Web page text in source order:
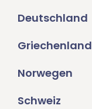
Deutschland
Griechenland
Norwegen
Schweiz